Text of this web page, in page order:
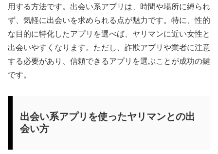
用する方法です。出会い系アプリは、時間や場所に縛られ
ず、気軽に出会いを求められる点が魅力です。特に、性的
な目的に特化したアプリを選べば、ヤリマンに近い女性と
出会いやすくなります。ただし、詐欺アプリや業者に注意
する必要があり、信頼できるアプリを選ぶことが成功の鍵
です。
出会い系アプリを使ったヤリマンとの出
会い方